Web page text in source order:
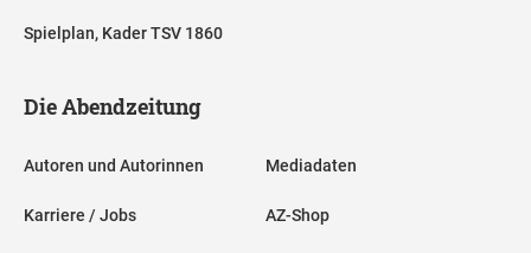
Spielplan, Kader TSV 1860
Die Abendzeitung
Autoren und Autorinnen
Karriere / Jobs
Mediadaten
AZ-Shop